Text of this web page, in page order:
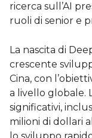
ricerca sull’AI
ruoli di senior e
La nascita di
crescente
Cina, con
a livello globale.
significativi,
milioni di dollari